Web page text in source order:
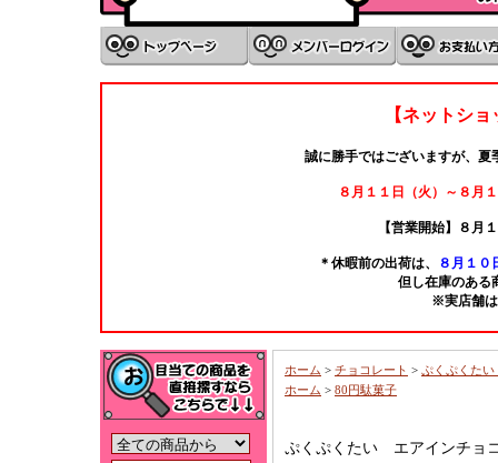
【ネットシ
誠に勝手ではございますが、夏
８月１１日（火）～８月
【営業開始】８月
＊休暇前の出荷は、
８月１０
但し在庫のある
※実店舗
ホーム > チョコレート > ぷくぷくた
ホーム > 80円駄菓子
ぷくぷくたい エアインチョ